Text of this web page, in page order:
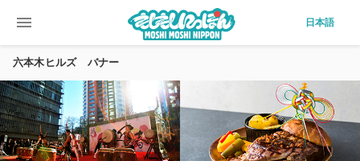
menu 日本語
六本木ヒルズ バナー